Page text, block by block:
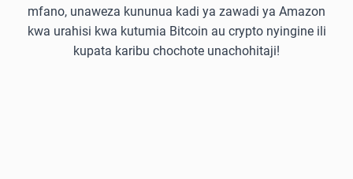
mfano, unaweza kununua kadi ya zawadi ya Amazon
kwa urahisi kwa kutumia Bitcoin au crypto nyingine ili
kupata karibu chochote unachohitaji!